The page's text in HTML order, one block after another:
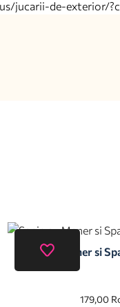
jucarii-de-exterior/
Sanie cu Maner si
179,00